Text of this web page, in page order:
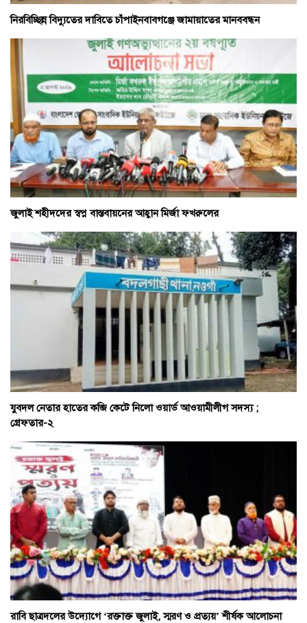
নিরবিচ্ছিন্ন বিদ্যুতের দাবিতে চাঁপাইনবাবগঞ্জে জামায়াতের মানববন্ধন
জুলাই শহীদদের স্বপ্ন বাস্তবায়নের আহ্বান মির্জা ফখরুলের
যুবদল নেতার হাতের কব্জি কেটে নিলো ওয়ার্ড আওয়ামীলীগ সদস্য ;
গ্রেফতার-২
রাবি ছাত্রদলের উদ্যোগে ‘রক্তাক্ত জুলাই, স্মরণ ও প্রত্যয়’ শীর্ষক আলোচনা